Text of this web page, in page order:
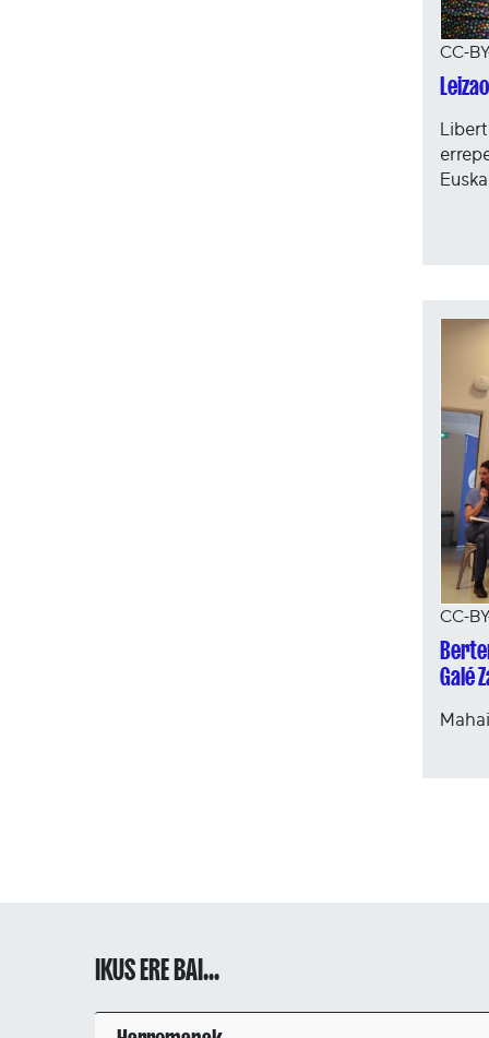
CC-
CC-
Galé
IKUS ERE BAI...